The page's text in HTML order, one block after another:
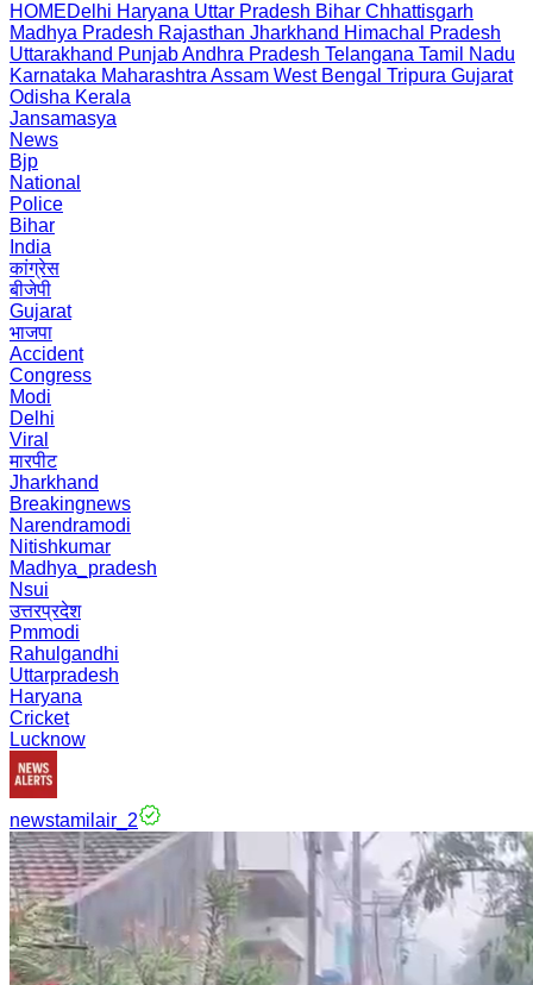
HOMEDelhi Haryana Uttar Pradesh Bihar Chhattisgarh
Madhya Pradesh Rajasthan Jharkhand Himachal Pradesh
Uttarakhand PunjabAndhra Pradesh Telangana Tamil Nadu
Karnataka Maharashtra Assam West Bengal Tripura Gujarat
Odisha Kerala
Jansamasya
News
Bjp
National
Police
Bihar
India
कांग्रेस
बीजेपी
Gujarat
भाजपा
Accident
Congress
Modi
Delhi
Viral
मारपीट
Jharkhand
Breakingnews
Narendramodi
Nitishkumar
Madhya_pradesh
Nsui
उत्तरप्रदेश
Pmmodi
Rahulgandhi
Uttarpradesh
Haryana
Cricket
Lucknow
newstamilair_2